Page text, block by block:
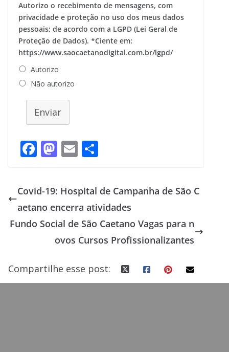
Autorizo o recebimento de mensagens, com
privacidade e proteção no uso dos meus dados
pessoais; de acordo com a LGPD (Lei Geral de
Proteção de Dados). *Ciente em:
https://www.saocaetanodigital.com.br/lgpd/
Autorizo
Não autorizo
Enviar
F
ac
b
o
o
M
as
d
o
n
E
m
l e
Covid-19: Hospital de Campanha de São C
aetano encerra atividades
Fundo Social de São Caetano Vagas para n
ovos Cursos Profissionalizantes
Compartilhe esse post: